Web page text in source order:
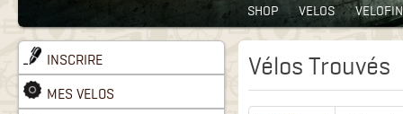
SHOP VELOS
INSCRIRE
MES VELOS
Vélos Trouvés